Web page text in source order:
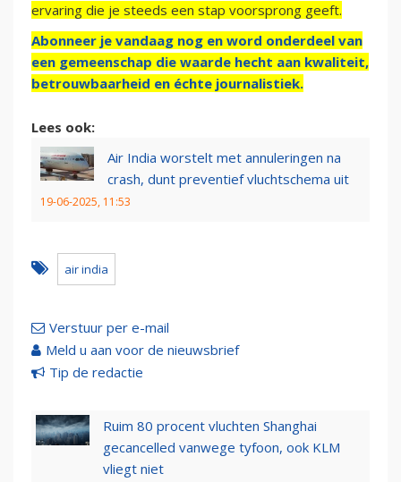
ervaring die je steeds een stap voorsprong geeft.
Abonneer je vandaag nog en word onderdeel van
een gemeenschap die waarde hecht aan kwaliteit,
betrouwbaarheid en échte journalistiek.
Lees ook:
Air India worstelt met annuleringen na
crash, dunt preventief vluchtschema uit
19-06-2025, 11:53
air india
Verstuur per e-mail
Meld u aan voor de nieuwsbrief
Tip de redactie
Ruim 80 procent vluchten Shanghai
gecancelled vanwege tyfoon, ook KLM
vliegt niet